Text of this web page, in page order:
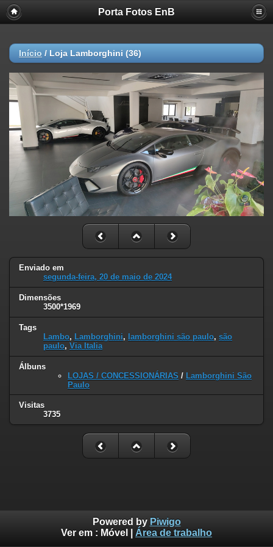
Porta Fotos EnB
Início / Loja Lamborghini (36)
Enviado em
segunda-feira, 20 de maio de 2024
Dimensões
3500*1969
Tags
Lambo, Lamborghini, lamborghini são paulo, são
paulo, Via Italia
Álbuns
LOJAS / CONCESSIONÁRIAS / Lamborghini São
Paulo
Visitas
3735
Powered by Piwigo
Ver em : Móvel Área de trabalho